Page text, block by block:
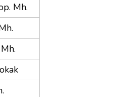
Mh.